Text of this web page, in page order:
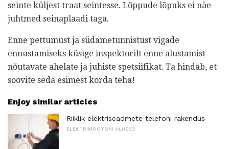
seinte küljest traat seintesse. Lõppude lõpuks ei näe
juhtmed seinaplaadi taga.
Enne pettumust ja südametunnistust vigade
ennustamiseks küsige inspektorilt enne alustamist
nõutavate ahelate ja juhiste spetsiifikat. Ta hindab, et
soovite seda esimest korda teha!
Enjoy similar articles
Riiklik elektriseadmete telefoni rakendus
ELEKTRIMOOTORI ALUSED